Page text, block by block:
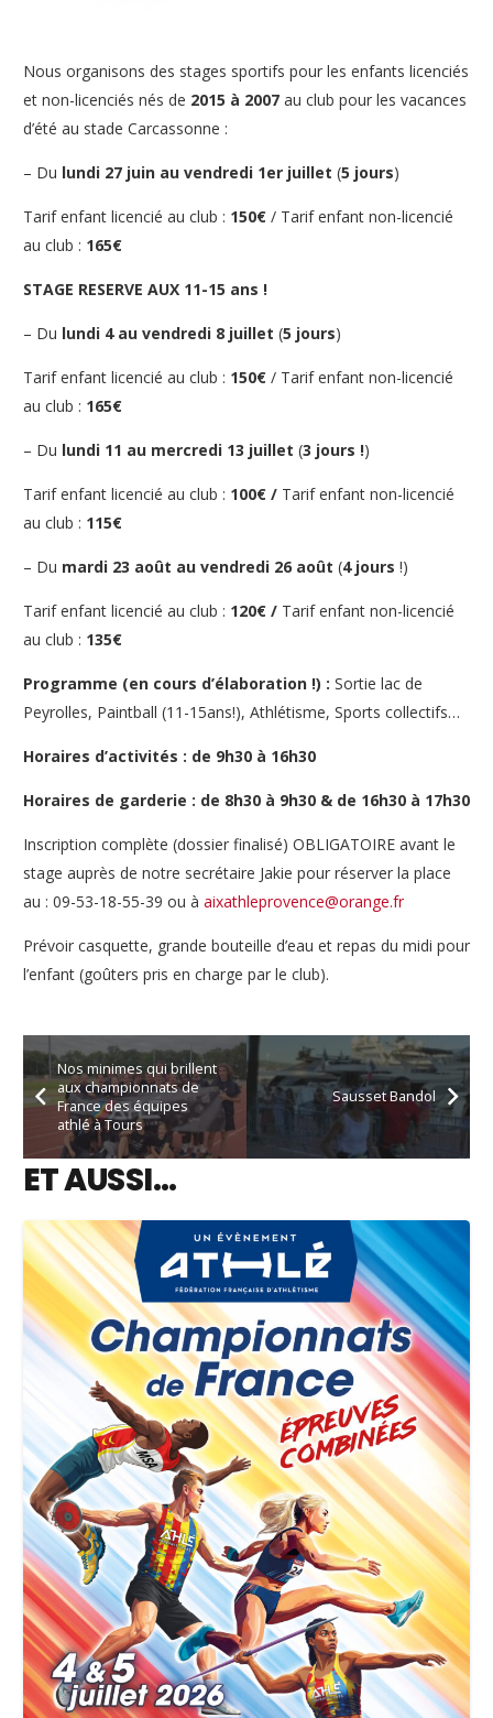
Nous organisons des stages sportifs pour les enfants licenciés
et non-licenciés nés de 2015 à 2007 au club pour les vacances
d’été au stade Carcassonne :
– Du lundi 27 juin au vendredi 1er juillet (5 jours)
Tarif enfant licencié au club : 150€ / Tarif enfant non-licencié
au club : 165€
STAGE RESERVE AUX 11-15 ans !
– Du lundi 4 au vendredi 8 juillet (5 jours)
Tarif enfant licencié au club : 150€ / Tarif enfant non-licencié
au club : 165€
– Du lundi 11 au mercredi 13 juillet (3 jours !)
Tarif enfant licencié au club : 100€ / Tarif enfant non-licencié
au club : 115€
– Du mardi 23 août au vendredi 26 août (4 jours !)
Tarif enfant licencié au club : 120€ / Tarif enfant non-licencié
au club : 135€
Programme (en cours d’élaboration !) : Sortie lac de
Peyrolles, Paintball (11-15ans!), Athlétisme, Sports collectifs…
Horaires d’activités : de 9h30 à 16h30
Horaires de garderie : de 8h30 à 9h30 & de 16h30 à 17h30
Inscription complète (dossier finalisé) OBLIGATOIRE avant le
stage auprès de notre secrétaire Jakie pour réserver la place
au : 09-53-18-55-39 ou à aixathleprovence@orange.fr
Prévoir casquette, grande bouteille d’eau et repas du midi pour
l’enfant (goûters pris en charge par le club).
Nos minimes qui brillent
aux championnats de
France des équipes
athlé à Tours
Sausset Bandol
ET AUSSI…